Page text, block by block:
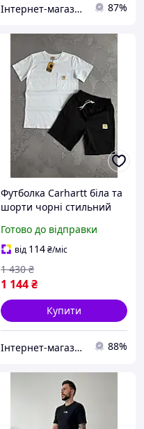
Інтернет-магазин Cool Top 87%
Футболка Carhartt біла та
шорти чорні стильний
відпочинку та
повсякденного носіння
Готово до відправки
від 114₴/міс
1 144₴
1 430 ₴
Купити
Інтернет-магазин Min Price 88%